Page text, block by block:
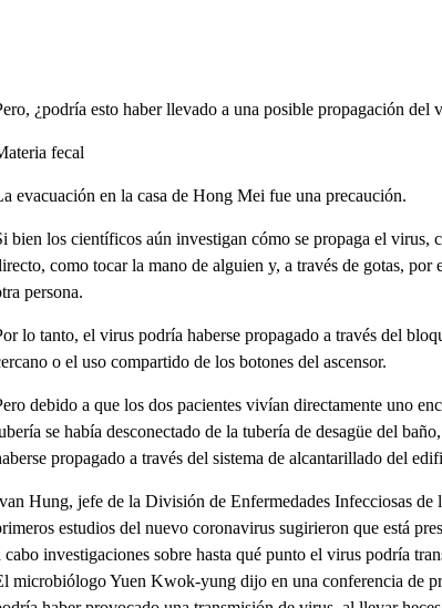
¿podría esto haber llevado a una posible propagación del
fecal
evacuación en la casa de Hong Mei fue una precaución.
bien los científicos aún investigan cómo se propaga el virus,
como tocar la mano de alguien y, a través de gotas, por
persona.
lo tanto, el virus podría haberse propagado a través del
o el uso compartido de los botones del ascensor.
debido a que los dos pacientes vivían directamente uno
se había desconectado de la tubería de desagüe del
propagado a través del sistema de alcantarillado del
Hung, jefe de la División de Enfermedades Infecciosas
estudios del nuevo coronavirus sugirieron que está
cabo investigaciones sobre hasta qué punto el virus podría
microbiólogo Yuen Kwok-yung dijo en una conferencia de